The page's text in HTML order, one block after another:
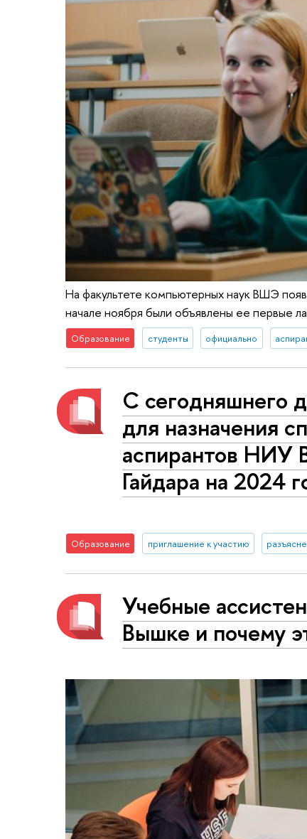
На факультете компьютерных наук ВШЭ
начале ноября были объявлены ее первые
Образование студенты официально
С сегодняшнего
для назначения
аспирантов НИУ
Гайдара на 2024
Образование приглашение к участию
Учебные
Вышке и почему